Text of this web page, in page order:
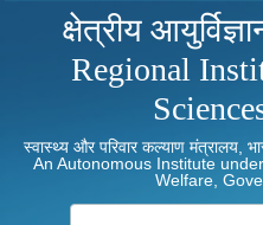
क्षेत्रीय
Regional
स्वास्थ्य और परिवार कल्याण मंत्रालय,
An Autonomous Institute
Welfare,